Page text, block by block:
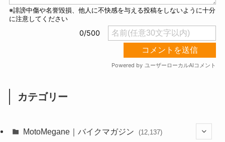
カテゴリー
MotoMegane｜バイクマガジン (12,137)